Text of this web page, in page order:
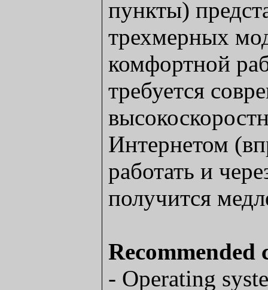
пункты)
трехмерных
комфортной
требуется
Интернетом
работать и
получится
- Operating